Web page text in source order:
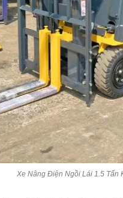
Xe Nâng Điện Ngồi Lái 1.5 Tấn